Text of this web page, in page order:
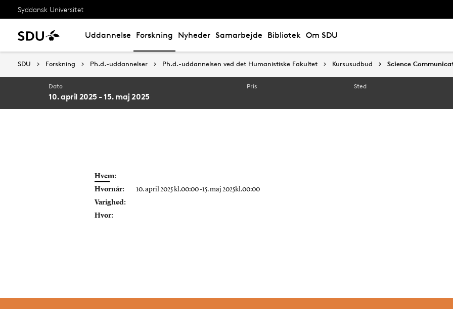
Syddansk Universitet
Uddannelse Forskning Nyheder Samarbejde Bibliotek Om SDU
SDU Forskning Ph.d.-uddannelser Ph.d.-uddannelsen ved det Humanistiske Fakultet Kursusudbud Science
Dato
10. april 2025 - 15. maj 2025
Pris Sted
SDU Forskning Ph.d.-uddannelser Ph.d.-uddannelsen ved det Humanistiske Fakultet Kursusudbud Science
Hvem:
Hvornår:
10. april 2025 kl.00:00 -15. maj 2025kl.00:00
Varighed:
Hvor: